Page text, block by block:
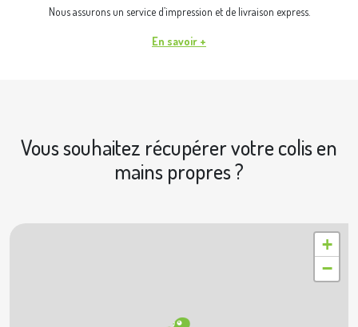
Nous assurons un service d’impression et de livraison express.
En savoir +
Vous souhaitez récupérer votre colis en
mains propres ?
+
−